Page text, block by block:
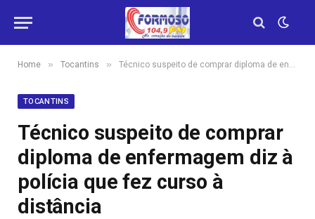
Home » Tocantins » Técnico suspeito de comprar diploma de enfermagem diz à polícia que fez curso à distância
TOCANTINS
Técnico suspeito de comprar
diploma de enfermagem diz à
polícia que fez curso à
distância